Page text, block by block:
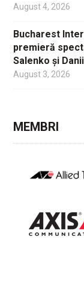
August 4, 2026
Bucharest
premieră
Salenko și
August 3, 2026
MEMBRI